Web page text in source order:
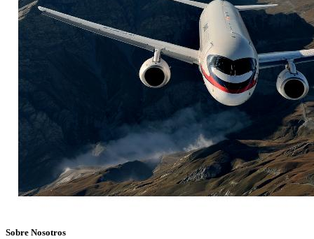
Sobre Nosotros